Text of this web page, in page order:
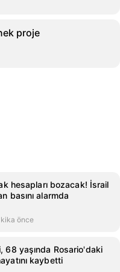
proje
hesapları bozacak! İsrail
basını alarmda
önce
68 yaşında Rosario'daki
kaybetti